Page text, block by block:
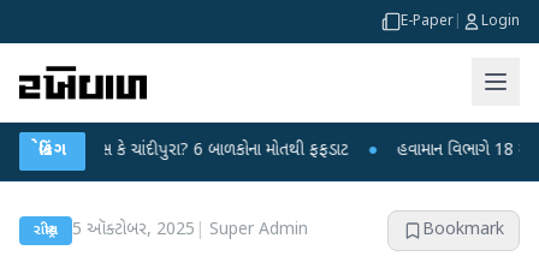
E-Paper Login
બ્રેકિંગ
કે ચાંદીપુરા? 6 બાળકોના મોતથી ફફડાટ ● હવામાન વિભાગે 18 રાજ્યો માટે
રાષ્ટ્રીય 5 ઑક્ટોબર, 2025 Super Admin Bookmark